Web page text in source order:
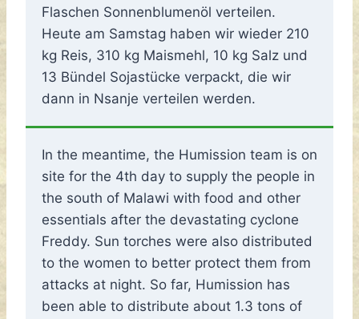
Flaschen Sonnenblumenöl verteilen.
Heute am Samstag haben wir wieder 210
kg Reis, 310 kg Maismehl, 10 kg Salz und
13 Bündel Sojastücke verpackt, die wir
dann in Nsanje verteilen werden.
In the meantime, the Humission team is on
site for the 4th day to supply the people in
the south of Malawi with food and other
essentials after the devastating cyclone
Freddy. Sun torches were also distributed
to the women to better protect them from
attacks at night. So far, Humission has
been able to distribute about 1.3 tons of